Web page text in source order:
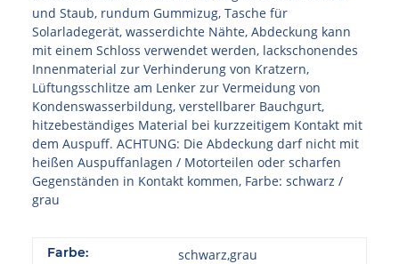
und Staub, rundum Gummizug, Tasche für
Solarladegerät, wasserdichte Nähte, Abdeckung kann
mit einem Schloss verwendet werden, lackschonendes
Innenmaterial zur Verhinderung von Kratzern,
Lüftungsschlitze am Lenker zur Vermeidung von
Kondenswasserbildung, verstellbarer Bauchgurt,
hitzebeständiges Material bei kurzzeitigem Kontakt mit
dem Auspuff. ACHTUNG: Die Abdeckung darf nicht mit
heißen Auspuffanlagen / Motorteilen oder scharfen
Gegenständen in Kontakt kommen, Farbe: schwarz /
grau
Farbe: schwarz,grau